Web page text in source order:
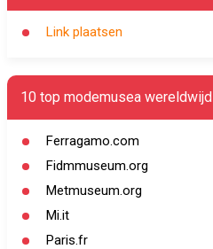
Link plaatsen
10 top modemusea wereldwijd
Ferragamo.com
Fidmmuseum.org
Metmuseum.org
Mi.it
Paris.fr